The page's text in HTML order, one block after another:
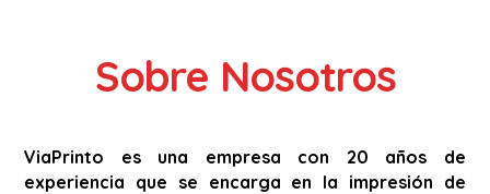
Sobre Nosotros
ViaPrinto es una empresa con 20 años de
experiencia que se encarga en la impresión de